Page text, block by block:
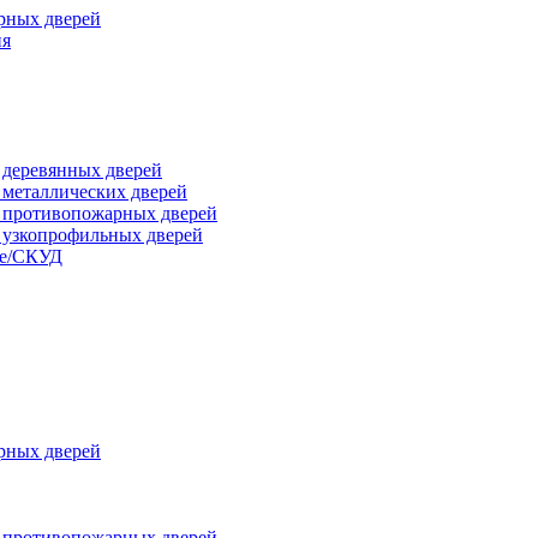
дверей
дверей
дверей
дверей
дверей
СКУД
дверей